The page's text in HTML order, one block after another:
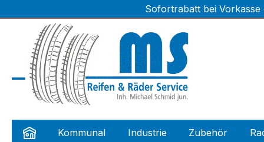
Zur Hauptnavigation springenSofortrabatt bei
Kommunal Industrie Zubehör